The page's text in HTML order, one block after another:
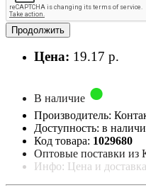
Продолжить
Цена: 19.17 р.
В наличие
Производитель:
Доступность: в
Код товара: 1029680
Оптовые поставки из
Инфо: Цена и